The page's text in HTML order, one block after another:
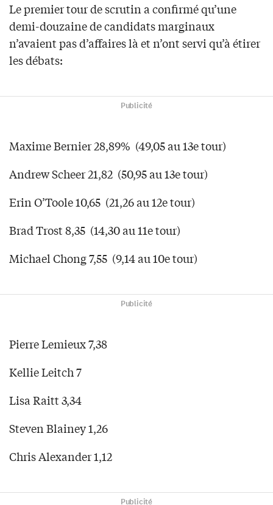
Le premier tour de scrutin a confirmé qu’une
demi-douzaine de candidats marginaux
n’avaient pas d’affaires là et n’ont servi qu’à étirer
les débats:
Publicité
Maxime Bernier 28,89% (49,05 au 13e tour)
Andrew Scheer 21,82 (50,95 au 13e tour)
Erin O’Toole 10,65 (21,26 au 12e tour)
Brad Trost 8,35 (14,30 au 11e tour)
Michael Chong 7,55 (9,14 au 10e tour)
Publicité
Pierre Lemieux 7,38
Kellie Leitch 7
Lisa Raitt 3,34
Steven Blainey 1,26
Chris Alexander 1,12
Publicité